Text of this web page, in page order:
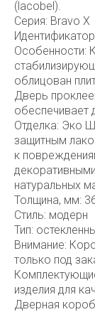
(lacobel).
Серия: Bravo X
Особенности:
облицован
Дверь
обеспечивает
Отделка: Эко
защитным
к
натуральных
Толщина, мм:
Стиль: модерн
Тип:
Внимание:
только под
изделия для
Дверная